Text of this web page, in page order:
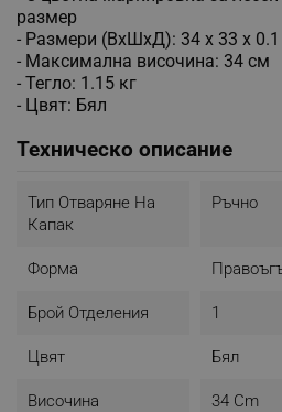
размер
- Размери (ВхШхД): 34 x 33 x
- Максимална височина: 34 см
- Тегло: 1.15 кг
- Цвят: Бял
Техническо описание
Тип Отваряне На
Капак
Ръчно
Форма
Брой Отделения 1
Цвят Бял
Височина 34 Cm